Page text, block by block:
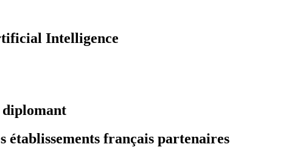
Intelligence
établissements français partenaires